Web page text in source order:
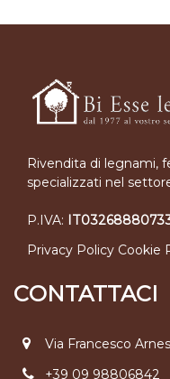
Rivendita di legnami,
specializzati nel
P.IVA:
Privacy Policy Cookie
CONTATTACI
Via Francesco
+39 09 98806842